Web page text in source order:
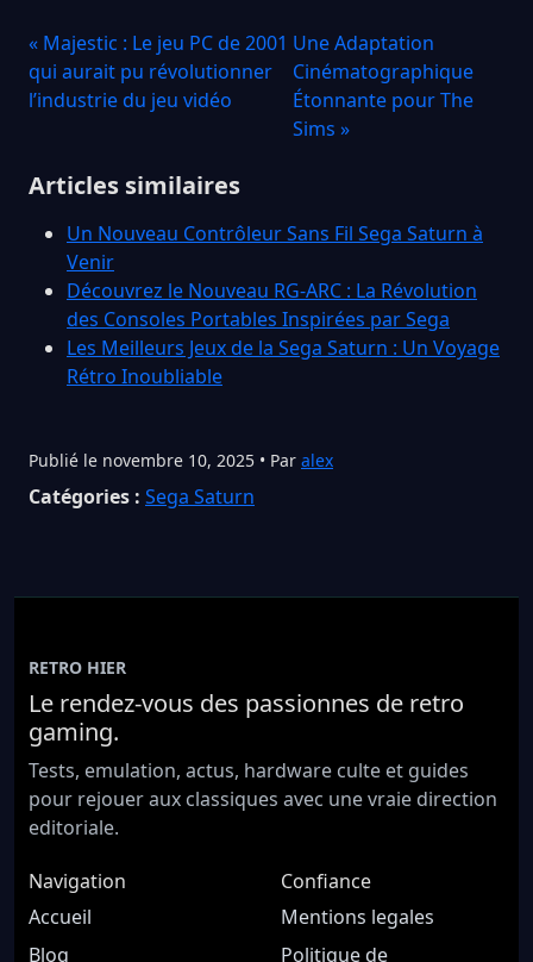
« Majestic : Le jeu PC de 2001
qui aurait pu révolutionner
l’industrie du jeu vidéo
Une Adaptation
Cinématographique
Étonnante pour The
Sims »
Articles similaires
Un Nouveau Contrôleur Sans Fil Sega Saturn à
Venir
Découvrez le Nouveau RG-ARC : La Révolution
des Consoles Portables Inspirées par Sega
Les Meilleurs Jeux de la Sega Saturn : Un Voyage
Rétro Inoubliable
Publié le novembre 10, 2025 • Par alex
Catégories : Sega Saturn
RETRO HIER
Le rendez-vous des passionnes de retro
gaming.
Tests, emulation, actus, hardware culte et guides
pour rejouer aux classiques avec une vraie direction
editoriale.
Navigation
Accueil
Blog
Confiance
Mentions legales
Politique de